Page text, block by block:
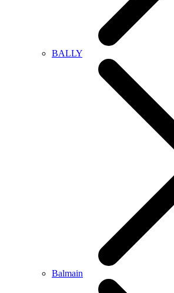
BALLY
Balmain